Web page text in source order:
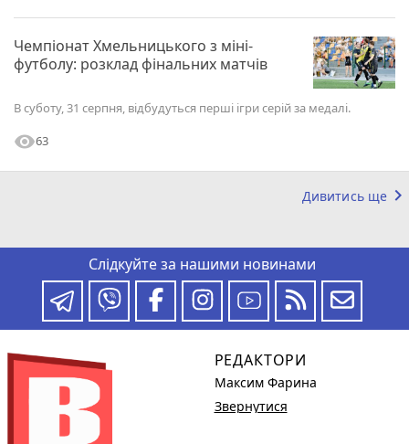
Чемпіонат Хмельницького з міні-
футболу: розклад фінальних матчів
В суботу, 31 серпня, відбудуться перші ігри серій за медалі.
visibility63
Дивитись ще keyboard_arrow_right
Слідкуйте за нашими новинами
РЕДАКТОРИ
Максим Фарина
Звернутися